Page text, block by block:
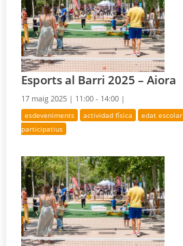
Esports al Barri 2025 – Aiora
17 maig 2025 | 11:00 - 14:00 |
esdeveniments actividad física edat escolar
participatius